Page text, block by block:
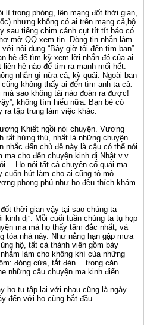
trong phòng, lên mạng đốt thời gian,
nhưng không có ai trên mạng cả,bộ
sau tiếng chim cánh cụt tít tít báo có
mở QQ xem tin. Dòng tin nhắn làm
nội dung “Bây giờ tôi đến tìm bạn”.
bè để tìm kỹ xem lời nhắn đó của ai
hệ nào để tìm ra manh mối hết.
nhắn gì nữa cả, kỳ quái. Ngoài bạn
không thấy ai đến tìm anh ta cả.
sao không tài nào đoán ra được!
không tìm hiểu nữa. Bạn bè có
ra tập trung làm việc khác.
Khiết ngồi nói chuyện. Vương
rất hứng thú, nhất là những chuyện
nhắc đến chủ đề này là cậu có thể nói
ma cho đến chuyện kinh dị Nhật v.v…
Họ nói tất cả chuyện cổ quái ma
cuốn hút làm cho ai cũng tò mò.
phong phú như họ đều thích khám
thời gian vậy tại sao chúng ta
kinh dị”. Mỗi cuối tuần chúng ta tụ họp
ma mà họ thấy tâm đắc nhất, và
tòa nhà này. Như nắng hạn gặp mưa
hộ, tất cả thành viên gồm bảy
làm cho không khí của những
đóng cửa, tắt đèn… trong căn
những câu chuyện ma kinh điển.
họ tụ tập lại với nhau cũng là ngày
đến với họ cũng bắt đầu.